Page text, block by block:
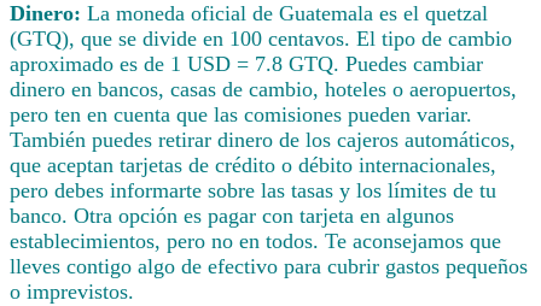
Dinero: La moneda oficial de Guatemala es el quetzal
(GTQ), que se divide en 100 centavos. El tipo de cambio
aproximado es de 1 USD = 7.8 GTQ. Puedes cambiar
dinero en bancos, casas de cambio, hoteles o aeropuertos,
pero ten en cuenta que las comisiones pueden variar.
También puedes retirar dinero de los cajeros automáticos,
que aceptan tarjetas de crédito o débito internacionales,
pero debes informarte sobre las tasas y los límites de tu
banco. Otra opción es pagar con tarjeta en algunos
establecimientos, pero no en todos. Te aconsejamos que
lleves contigo algo de efectivo para cubrir gastos pequeños
o imprevistos.